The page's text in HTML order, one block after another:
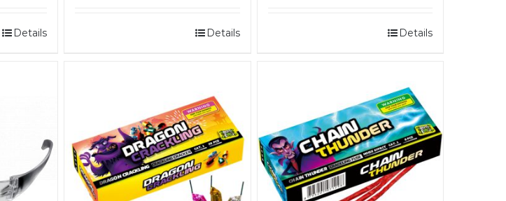
Details Details Details